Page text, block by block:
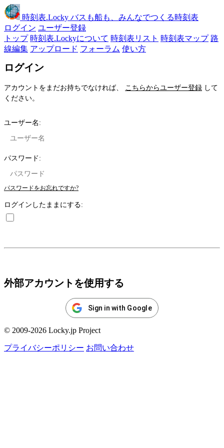
時刻表.Locky バスも船も、みんなでつくる時刻表
ログイン ユーザー登録
トップ 時刻表.Lockyについて 時刻表リスト 時刻表マップ 路
線編集 アップロード フォーラム 使い方
ログイン
アカウントをまだお持ちでなければ、 こちらからユーザー登録 して
ください。
ユーザー名:
パスワード:
パスワードをお忘れですか?
ログインしたままにする:
外部アカウントを使用する
Sign in with Google
© 2009-2026 Locky.jp Project
プライバシーポリシー お問い合わせ